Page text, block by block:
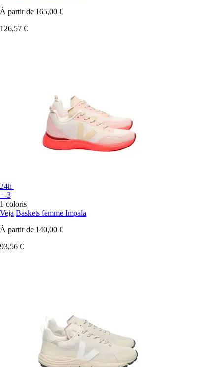
À partir de 165,00 €
126,57 €
24h
+-3
1 coloris
Veja Baskets femme Impala
À partir de 140,00 €
93,56 €